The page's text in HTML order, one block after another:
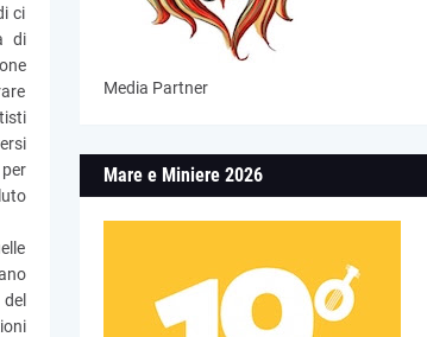
ci
di
Media Partner
Mare e Miniere 2026